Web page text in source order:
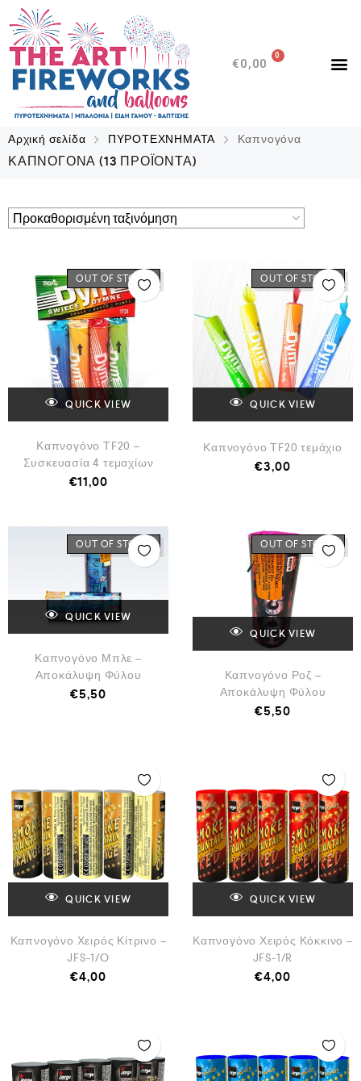
€0,00
0
Αρχική σελίδα ΠΥΡΟΤΕΧΝΗΜΑΤΑ Καπνογόνα
ΚΑΠΝΟΓΌΝΑ(13 ΠΡΟΪΌΝΤΑ)
OUT OF STOCK
QUICK VIEW
Καπνογόνο TF20 –
Συσκευασία 4 τεμαχίων
€11,00
OUT OF STOCK
QUICK VIEW
Καπνογόνο TF20 τεμάχιο
€3,00
OUT OF STOCK
QUICK VIEW
Καπνογόνο Μπλε –
Αποκάλυψη Φύλου
€5,50
OUT OF STOCK
QUICK VIEW
Καπνογόνο Ροζ –
Αποκάλυψη Φύλου
€5,50
QUICK VIEW
Καπνογόνο Χειρός Κίτρινο –
JFS-1/O
€4,00
QUICK VIEW
Καπνογόνο Χειρός Κόκκινο –
JFS-1/R
€4,00